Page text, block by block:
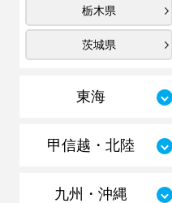
栃木県
茨城県
東海
甲信越・北陸
九州・沖縄